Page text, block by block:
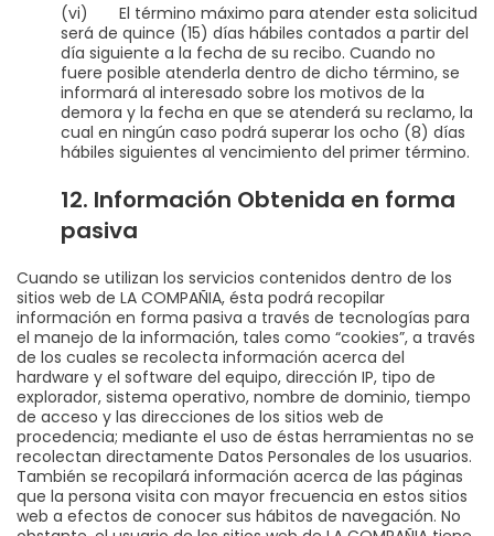
(vi) El término máximo para atender esta solicitud
será de quince (15) días hábiles contados a partir del
día siguiente a la fecha de su recibo. Cuando no
fuere posible atenderla dentro de dicho término, se
informará al interesado sobre los motivos de la
demora y la fecha en que se atenderá su reclamo, la
cual en ningún caso podrá superar los ocho (8) días
hábiles siguientes al vencimiento del primer término.
12. Información Obtenida en forma
pasiva
Cuando se utilizan los servicios contenidos dentro de los
sitios web de LA COMPAÑIA, ésta podrá recopilar
información en forma pasiva a través de tecnologías para
el manejo de la información, tales como “cookies”, a través
de los cuales se recolecta información acerca del
hardware y el software del equipo, dirección IP, tipo de
explorador, sistema operativo, nombre de dominio, tiempo
de acceso y las direcciones de los sitios web de
procedencia; mediante el uso de éstas herramientas no se
recolectan directamente Datos Personales de los usuarios.
También se recopilará información acerca de las páginas
que la persona visita con mayor frecuencia en estos sitios
web a efectos de conocer sus hábitos de navegación. No